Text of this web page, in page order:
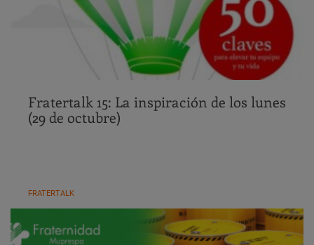
Fratertalk 15: La inspiración de los lunes
(29 de octubre)
FRATERTALK